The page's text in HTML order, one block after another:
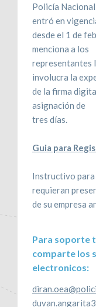
Policía
entró en
desde el 1 de
menciona a los
representantes
involucra la
de la firma
asignación de
tres días.
Guia para
Instructivo
requieran
de su empresa
Para soporte
comparte los
electronicos: